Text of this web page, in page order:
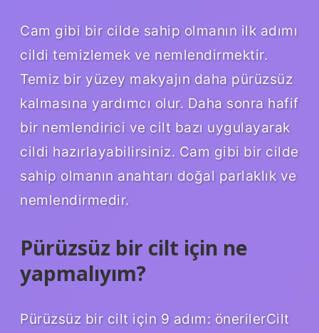
Cam gibi bir cilde sahip olmanın ilk adımı
cildi temizlemek ve nemlendirmektir.
Temiz bir yüzey makyajın daha pürüzsüz
kalmasına yardımcı olur. Daha sonra hafif
bir nemlendirici ve cilt bazı uygulayarak
cildi hazırlayabilirsiniz. Cam gibi bir cilde
sahip olmanın anahtarı doğal parlaklık ve
nemlendirmedir.
Pürüzsüz bir cilt için ne
yapmalıyım?
Pürüzsüz bir cilt için 9 adım: önerilerCilt